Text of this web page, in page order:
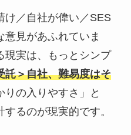
け／自社が偉い／SES
意見があふれていま
現実は、もっとシンプ
託＞自社、難易度はそ
の入りやすさ」と
するのが現実的です。